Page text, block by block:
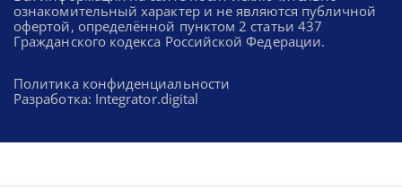
ознакомительный характер и не являются публичной
офертой, определённой пунктом 2 статьи 437
Гражданского кодекса Российской Федерации.
Политика конфиденциальности
Разработка: Integrator.digital